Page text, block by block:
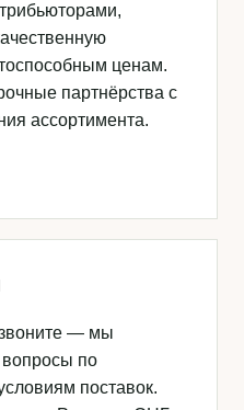
ценам.
партнёрства с
ассортимента.
— мы
вопросы по
поставок.